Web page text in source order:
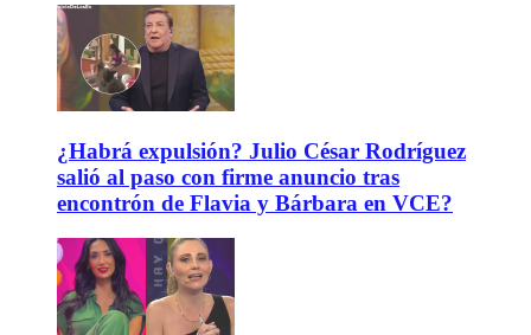
¿Habrá expulsión? Julio César Rodríguez
salió al paso con firme anuncio tras
encontrón de Flavia y Bárbara en VCE?